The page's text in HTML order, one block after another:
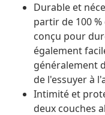
Durable et
partir de 100
conçu pour
également
généralement
de l'essuyer à
Intimité et
deux couches